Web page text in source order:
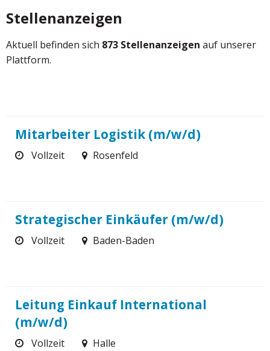
Stellenanzeigen
Aktuell befinden sich 873 Stellenanzeigen auf unserer
Plattform.
Mitarbeiter Logistik (m/w/d)
Vollzeit Rosenfeld
Strategischer Einkäufer (m/w/d)
Vollzeit Baden-Baden
Leitung Einkauf International
(m/w/d)
Vollzeit Halle